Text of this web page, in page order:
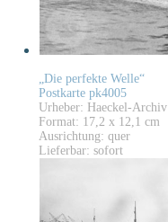
„Die perfekte Welle“
Postkarte pk4005
Urheber: Haeckel-Archiv
Format: 17,2 x 12,1 cm
Ausrichtung: quer
Lieferbar: sofort